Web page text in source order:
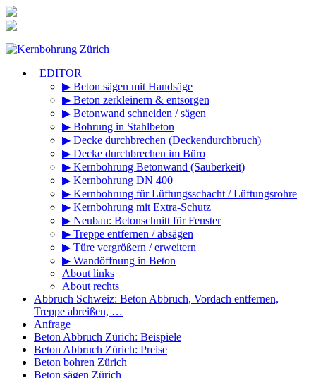
Inhalt
_EDITOR
▶ Beton sägen mit Handsäge
▶ Beton zerkleinern & entsorgen
▶ Betonwand schneiden / sägen
▶ Bohrung in Stahlbeton
▶ Decke durchbrechen (Deckendurchbruch)
▶ Decke durchbrechen im Büro
▶ Kernbohrung Betonwand (Sauberkeit)
▶ Kernbohrung DN 400
▶ Kernbohrung für Lüftungsschacht / Lüftungsrohre
▶ Kernbohrung mit Extra-Schutz
▶ Neubau: Betonschnitt für Fenster
▶ Treppe entfernen / absägen
▶ Türe vergrößern / erweitern
▶ Wandöffnung in Beton
About links
About rechts
Abbruch Schweiz: Beton Abbruch, Vordach entfernen,
Treppe abreißen, …
Anfrage
Beton Abbruch Zürich: Beispiele
Beton Abbruch Zürich: Preise
Beton bohren Zürich
Beton sägen Zürich